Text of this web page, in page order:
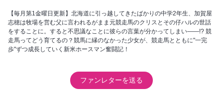
【毎月第1金曜日更新】北海道に引っ越してきたばかりの中学2年生、加賀屋
志穂は牧場を営む父に言われるがまま元競走馬のクリスとその仔ハルの世話
をすることに。すると不思議なことに彼らの言葉が分かってしまい――!? 競
走馬ってどう育てるの？競馬に縁のなかった少女が、競走馬とともに"一完
歩"ずつ成長していく新米ホースマン奮闘記！
ファンレターを送る